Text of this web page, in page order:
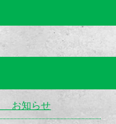
お知らせ